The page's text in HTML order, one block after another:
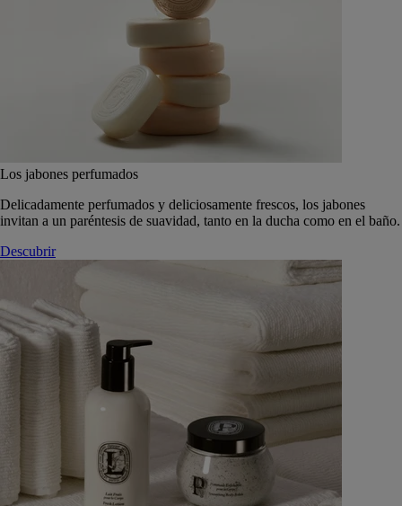
Los jabones perfumados
Delicadamente perfumados y deliciosamente frescos, los jabones
invitan a un paréntesis de suavidad, tanto en la ducha como en el baño.
Descubrir